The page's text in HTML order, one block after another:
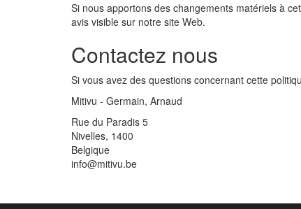
Si nous apportons des changements matériels à
avis visible sur notre site Web.
Contactez nous
Si vous avez des questions concernant cette
Mitivu - Germain, Arnaud
Rue du Paradis 5
Nivelles, 1400
Belgique
info@mitivu.be